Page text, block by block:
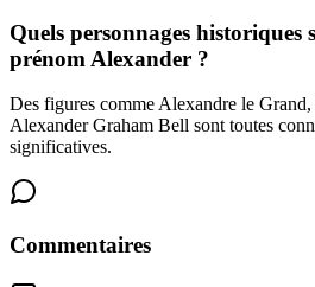
Quels personnages historiques
prénom Alexander ?
Des figures comme Alexandre le
Alexander Graham Bell sont toutes
significatives.
Commentaires